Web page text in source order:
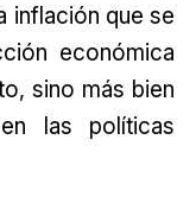
inflación que se
económica
sino más bien
las políticas